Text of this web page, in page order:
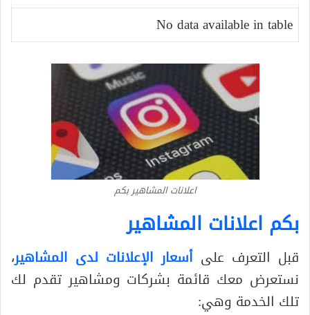
No data available in table
اعلانات المشاهير بكم
بكم اعلانات المشاهير
قبل التعرف على أسعار الإعلانات لدى المشاهير،
نستعرض معك قائمة بشركات ومشاهير تقدم لك
تلك الخدمة وهي: